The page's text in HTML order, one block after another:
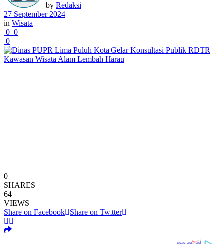
by Redaksi
27 September 2024
in Wisata
0 0
0
0
SHARES
64
VIEWS
Share on Facebook
Share on Twitter